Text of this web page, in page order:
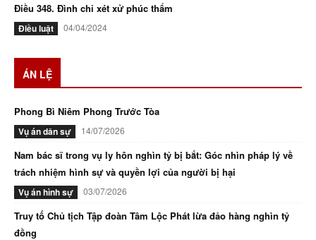
Điều 348. Đình chỉ xét xử phúc thẩm
Điều luật 04/04/2024
ÁN LỆ
Phong Bì Niêm Phong Trước Tòa
Vụ án dân sự 14/07/2026
Nam bác sĩ trong vụ ly hôn nghìn tỷ bị bắt: Góc nhìn pháp lý về
trách nhiệm hình sự và quyền lợi của người bị hại
Vụ án hình sự 03/07/2026
Truy tố Chủ tịch Tập đoàn Tâm Lộc Phát lừa đảo hàng nghìn tỷ
đồng